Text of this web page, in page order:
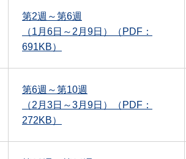
第2週～第6週
（1月6日～2月9日）（PDF：
691KB）
第6週～第10週
（2月3日～3月9日）（PDF：
272KB）